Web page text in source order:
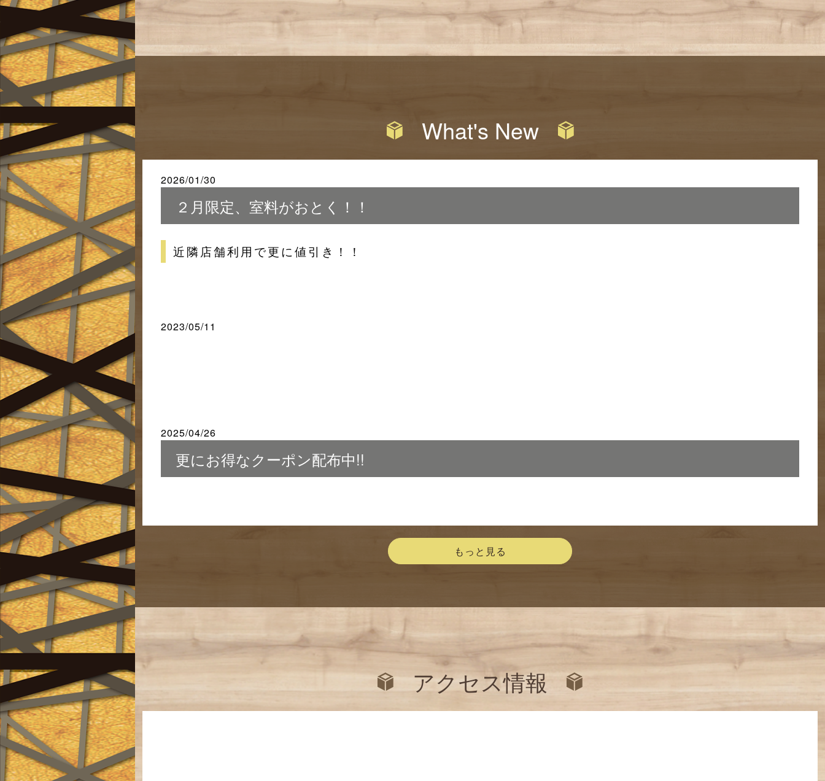
What's New
2026/01/30
２月限定、室料がおとく！！
近隣店舗利用で更に値引き！！
2023/05/11
2025/04/26
更にお得なクーポン配布中!!
もっと見る
アクセス情報